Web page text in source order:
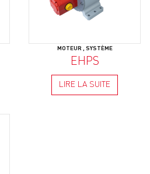
MOTEUR SYSTÈME
EHPS
LIRE LA SUITE